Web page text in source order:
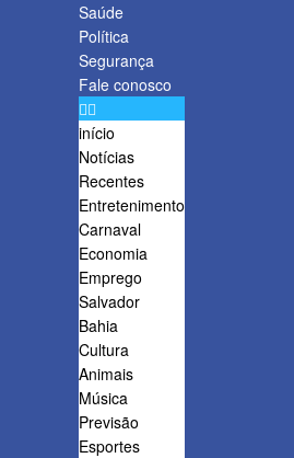
Saúde
Política
Segurança
Fale conosco
início
Notícias
Recentes
Entretenimento
Carnaval
Economia
Emprego
Salvador
Bahia
Cultura
Animais
Música
Previsão
Esportes